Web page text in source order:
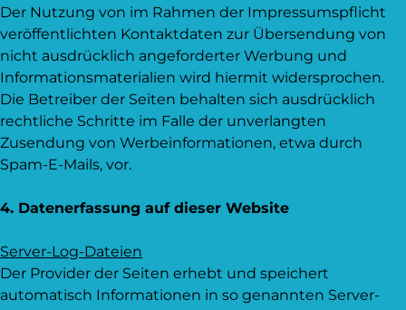
Der Nutzung von im Rahmen der Impressumspflicht
veröffentlichten Kontaktdaten zur Übersendung von
nicht ausdrücklich angeforderter Werbung und
Informationsmaterialien wird hiermit widersprochen.
Die Betreiber der Seiten behalten sich ausdrücklich
rechtliche Schritte im Falle der unverlangten
Zusendung von Werbeinformationen, etwa durch
Spam-E-Mails, vor.
4. Datenerfassung auf dieser Website
Server-Log-Dateien
Der Provider der Seiten erhebt und speichert
automatisch Informationen in so genannten Server-